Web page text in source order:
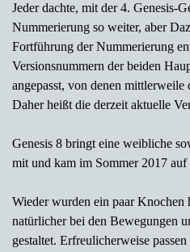
Jeder dachte, mit der 4. Genesis-
Nummerierung so weiter, aber
Fortführung der Nummerierung
Versionsnummern der beiden
angepasst, von denen mittlerweile
Daher heißt die derzeit aktuelle
Genesis 8 bringt eine weibliche
mit und kam im Sommer 2017
Wieder wurden ein paar
natürlicher bei den Bewegungen
gestaltet. Erfreulicherweise